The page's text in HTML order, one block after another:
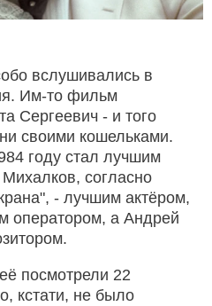
вслушивались в
Им-то фильм
Сергеевич - и того
своими кошельками.
году стал лучшим
согласно
- лучшим актёром,
оператором, а Андрей
посмотрели 22
кстати, не было